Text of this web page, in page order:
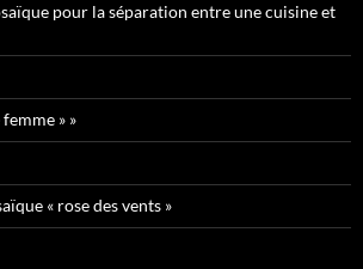
pour la séparation entre une cuisine et
» »
« rose des vents »